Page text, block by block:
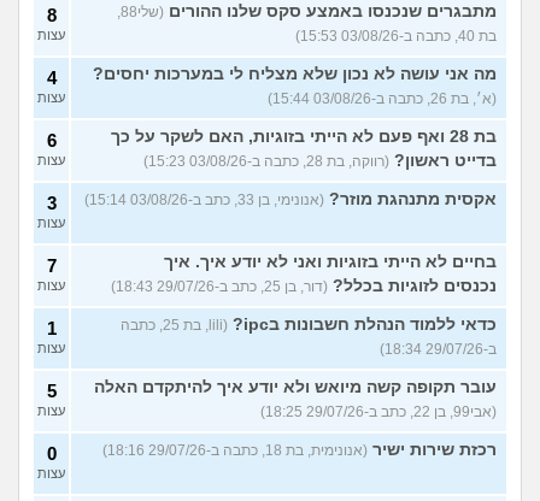
מתבגרים שנכנסו באמצע סקס שלנו ההורים
(שלי88,
בת 40, כתבה ב-03/08/26 15:53)
8
עצות
מה אני עושה לא נכון שלא מצליח לי במערכות יחסים?
(א׳, בת 26, כתבה ב-03/08/26 15:44)
4
עצות
בת 28 ואף פעם לא הייתי בזוגיות, האם לשקר על כך
בדייט ראשון? (רווקה, בת 28, כתבה ב-03/08/26 15:23)
6
עצות
אקסית מתנהגת מוזר? (אנונימי, בן 33, כתב ב-03/08/26 15:14) 3
עצות
בחיים לא הייתי בזוגיות ואני לא יודע איך. איך
נכנסים לזוגיות בכלל? (דור, בן 25, כתב ב-29/07/26 18:43)
7
עצות
כדאי ללמוד הנהלת חשבונות בipc?
(lili, בת 25, כתבה
ב-29/07/26 18:34)
1
עצות
עובר תקופה קשה מיואש ולא יודע איך להיתקדם האלה
(אבי99, בן 22, כתב ב-29/07/26 18:25)
5
עצות
רכזת שירות ישיר (אנונימית, בת 18, כתבה ב-29/07/26 18:16) 0
עצות